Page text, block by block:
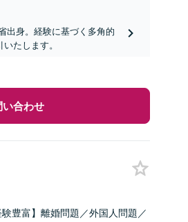
出身。経験に基づく多角的
たします。
い合わせ
豊富】離婚問題／外国人問題／